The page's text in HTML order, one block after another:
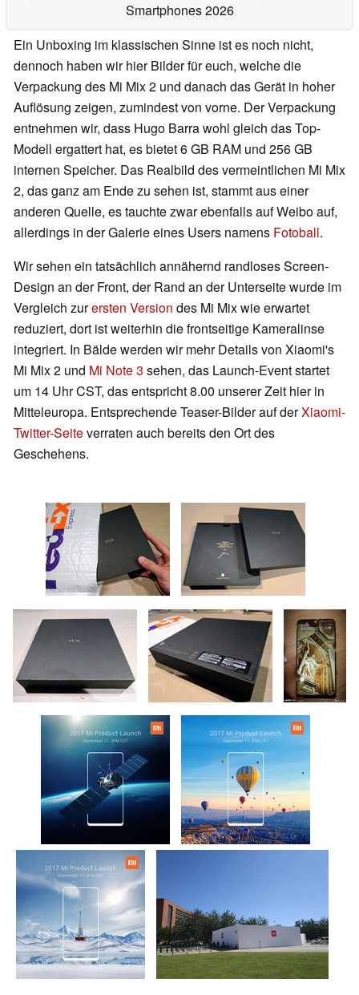
Smartphones 2026
Ein Unboxing im klassischen Sinne ist es noch nicht,
dennoch haben wir hier Bilder für euch, welche die
Verpackung des Mi Mix 2 und danach das Gerät in hoher
Auflösung zeigen, zumindest von vorne. Der Verpackung
entnehmen wir, dass Hugo Barra wohl gleich das Top-
Modell ergattert hat, es bietet 6 GB RAM und 256 GB
internen Speicher. Das Realbild des vermeintlichen Mi Mix
2, das ganz am Ende zu sehen ist, stammt aus einer
anderen Quelle, es tauchte zwar ebenfalls auf Weibo auf,
allerdings in der Galerie eines Users namens Fotoball.
Wir sehen ein tatsächlich annähernd randloses Screen-
Design an der Front, der Rand an der Unterseite wurde im
Vergleich zurersten Version des Mi Mix wie erwartet
reduziert, dort ist weiterhin die frontseitige Kameralinse
integriert. In Bälde werden wir mehr Details von Xiaomi's
Mi Mix 2 und Mi Note 3 sehen, das Launch-Event startet
um 14 Uhr CST, das entspricht 8.00 unserer Zeit hier in
Mitteleuropa. Entsprechende Teaser-Bilder auf derXiaomi-
Twitter-Seiteverraten auch bereits den Ort des
Geschehens.